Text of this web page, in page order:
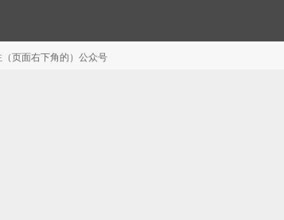
页面右下角的）公众号